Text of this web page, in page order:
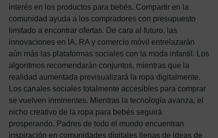
interés en los productos para bebés. Compartir en la
comunidad ayuda a los compradores con presupuesto
limitado a encontrar ofertas. De cara al futuro, las
innovaciones en IA, RA y comercio móvil entrelazarán
aún más las plataformas sociales con la moda infantil. Los
algoritmos recomendarán conjuntos, mientras que la
realidad aumentada previsualizará la ropa digitalmente.
Los canales sociales totalmente accesibles para comprar
se vuelven inminentes. Mientras la tecnología avanza, el
nicho creativo de la ropa para bebés seguirá
prosperando. Padres de todo el mundo encuentran
inspiración en comunidades digitales llenas de ideas de